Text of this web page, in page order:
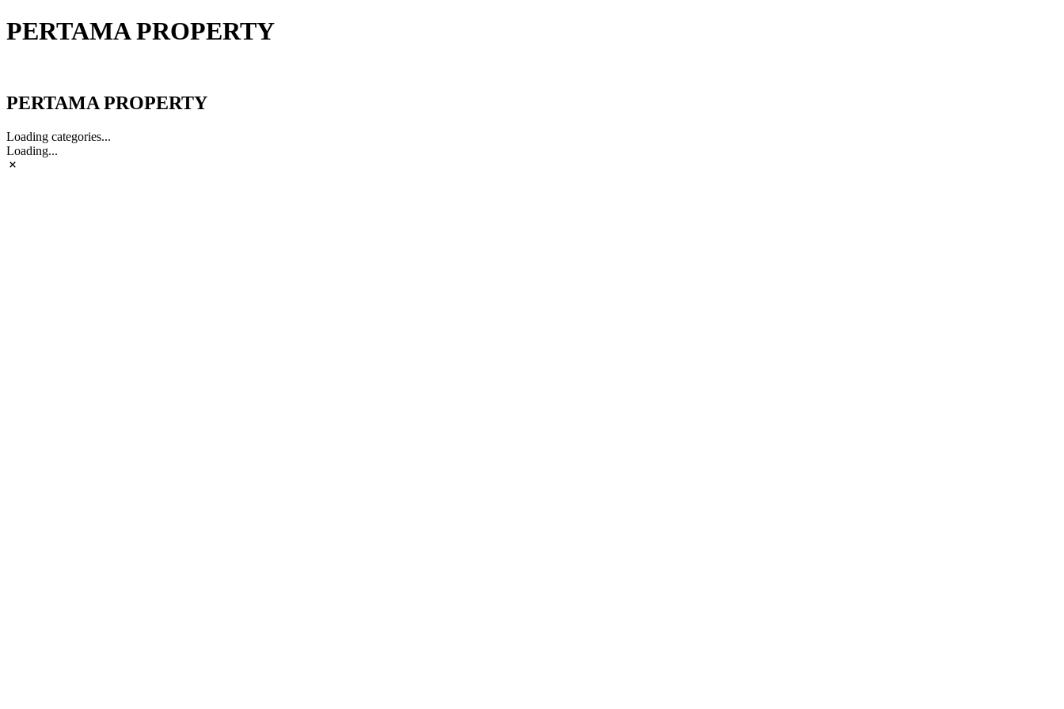
PERTAMA PROPERTY
PERTAMA PROPERTY
Loading categories...
Loading...